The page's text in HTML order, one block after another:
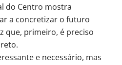
do Centro mostra
a concretizar o futuro
que, primeiro, é preciso
e necessário, mas